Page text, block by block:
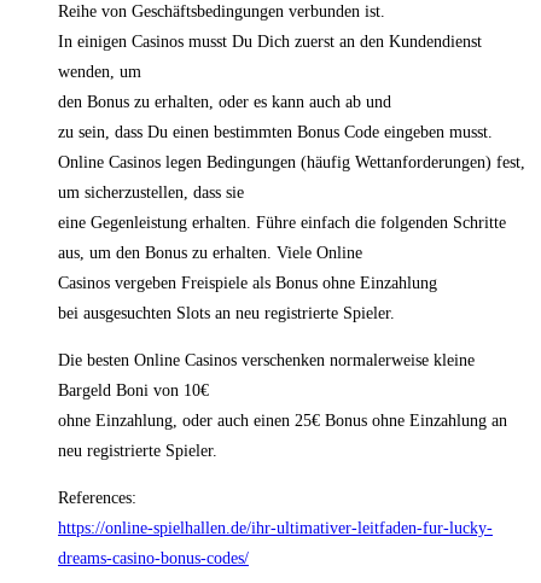
Reihe von Geschäftsbedingungen verbunden ist.
In einigen Casinos musst Du Dich zuerst an den Kundendienst
wenden, um
den Bonus zu erhalten, oder es kann auch ab und
zu sein, dass Du einen bestimmten Bonus Code eingeben musst.
Online Casinos legen Bedingungen (häufig Wettanforderungen) fest,
um sicherzustellen, dass sie
eine Gegenleistung erhalten. Führe einfach die folgenden Schritte
aus, um den Bonus zu erhalten. Viele Online
Casinos vergeben Freispiele als Bonus ohne Einzahlung
bei ausgesuchten Slots an neu registrierte Spieler.
Die besten Online Casinos verschenken normalerweise kleine
Bargeld Boni von 10€
ohne Einzahlung, oder auch einen 25€ Bonus ohne Einzahlung an
neu registrierte Spieler.
References:
https://online-spielhallen.de/ihr-ultimativer-leitfaden-fur-lucky-
dreams-casino-bonus-codes/